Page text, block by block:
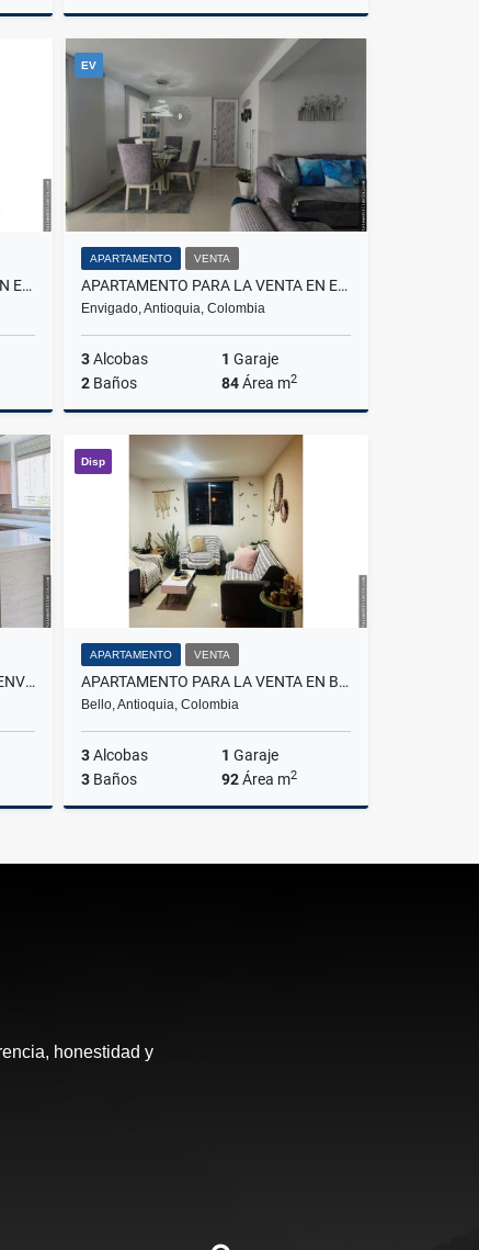
$615.000.000
APARTAMENTO PARA LA VENTA EN ENVIGADO CAMINO VERDE
EV
APARTAMENTO VENTA
APARTAMENTO PARA LA VENTA EN ENVIGADO ALTO DE LAS FLORES
Envigado, Antioquia, Colombia
3Alcobas 1 Garaje
2 Baños 84Área m2
$699.000.000
PENT-HOUSE PARA LA VENTA EN ENVIGADO EL SEÑORIAL
Disp
APARTAMENTO VENTA
APARTAMENTO PARA LA VENTA EN BELLO CIUDAD DE LOS PUERTOS
Bello, Antioquia, Colombia
3Alcobas 1 Garaje
3 Baños 92Área m2
$560.000.000
honestidad y